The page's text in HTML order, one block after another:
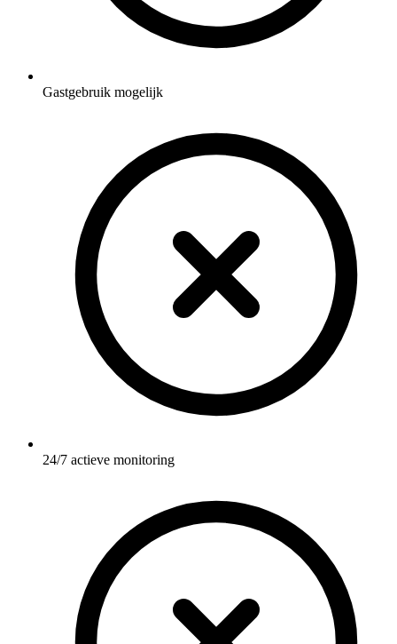
Gastgebruik mogelijk
24/7 actieve monitoring